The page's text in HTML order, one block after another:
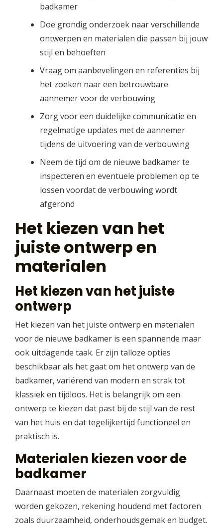
badkamer
Doe grondig onderzoek naar verschillende
ontwerpen en materialen die passen bij jouw
stijl en behoeften
Vraag om aanbevelingen en referenties bij
het zoeken naar een betrouwbare
aannemer voor de verbouwing
Zorg voor een duidelijke communicatie en
regelmatige updates met de aannemer
tijdens de uitvoering van de verbouwing
Neem de tijd om de nieuwe badkamer te
inspecteren en eventuele problemen op te
lossen voordat de verbouwing wordt
afgerond
Het kiezen van het
juiste ontwerp en
materialen
Het kiezen van het juiste
ontwerp
Het kiezen van het juiste ontwerp en materialen
voor de nieuwe badkamer is een spannende maar
ook uitdagende taak. Er zijn talloze opties
beschikbaar als het gaat om het ontwerp van de
badkamer, variërend van modern en strak tot
klassiek en tijdloos. Het is belangrijk om een
ontwerp te kiezen dat past bij de stijl van de rest
van het huis en dat tegelijkertijd functioneel en
praktisch is.
Materialen kiezen voor de
badkamer
Daarnaast moeten de materialen zorgvuldig
worden gekozen, rekening houdend met factoren
zoals duurzaamheid, onderhoudsgemak en budget.